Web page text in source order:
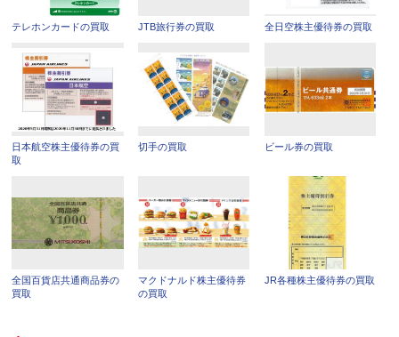
テレホンカードの買取 JTB旅行券の買取 全日空株主優待券の買取
日本航空株主優待券の買
取
切手の買取 ビール券の買取
全国百貨店共通商品券の
買取
マクドナルド株主優待券
の買取
JR各種株主優待券の買取